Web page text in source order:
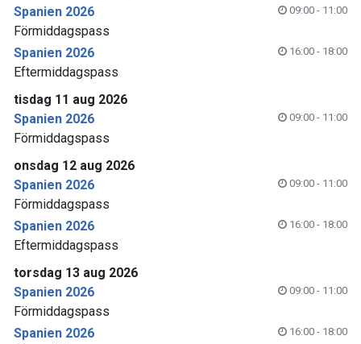
Spanien 2026
09:00 - 11:00
Förmiddagspass
Spanien 2026
16:00 - 18:00
Eftermiddagspass
tisdag 11 aug 2026
Spanien 2026
09:00 - 11:00
Förmiddagspass
onsdag 12 aug 2026
Spanien 2026
09:00 - 11:00
Förmiddagspass
Spanien 2026
16:00 - 18:00
Eftermiddagspass
torsdag 13 aug 2026
Spanien 2026
09:00 - 11:00
Förmiddagspass
Spanien 2026
16:00 - 18:00